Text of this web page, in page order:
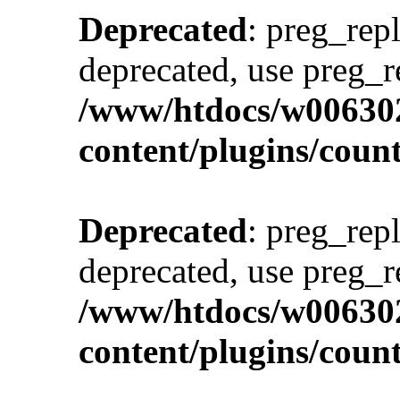
Deprecated:
deprecated, use
/www/htdocs/
content/plugins/
Deprecated:
deprecated, use
/www/htdocs/
content/plugins/